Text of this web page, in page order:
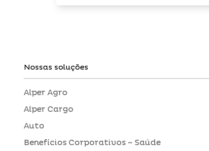
Nossas soluções
Alper Agro
Alper Cargo
Auto
Benefícios Corporativos – Saúde